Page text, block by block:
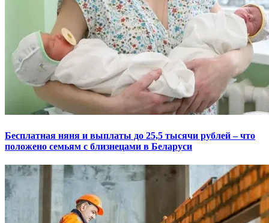
Бесплатная няня и выплаты до 25,5 тысячи рублей – что
положено семьям с близнецами в Беларуси